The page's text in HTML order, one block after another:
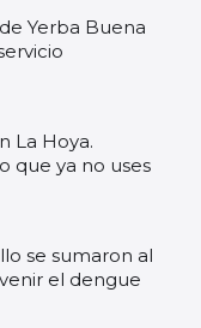
Yerba Buena
La Hoya.
que ya no uses
se sumaron al
el dengue